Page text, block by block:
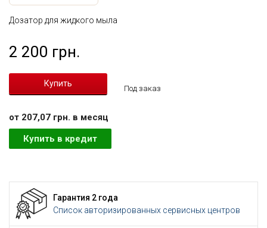
Дозатор для жидкого мыла
2 200 грн.
Под заказ
от 207,07 грн. в месяц
Купить в кредит
Гарантия 2 года
Список авторизированных сервисных центров